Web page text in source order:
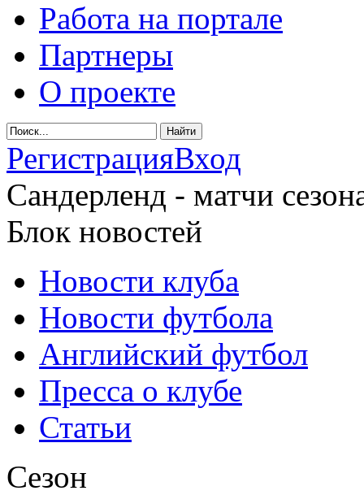
Работа на портале
Партнеры
О проекте
РегистрацияВход
Сандерленд - матчи
Блок новостей
Новости клуба
Новости футбола
Английский футбол
Пресса о клубе
Статьи
Сезон